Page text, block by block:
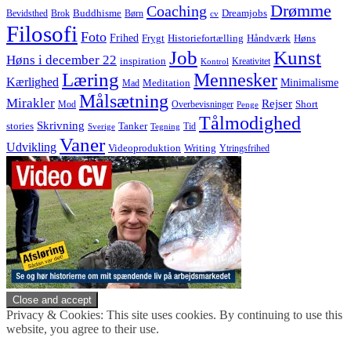
Bevidsthed Brok Buddhisme Børn Coaching cv Dreamjobs Drømme
Filosofi Foto Frihed Frygt Historiefortælling Håndværk Høns
Høns i december 22 inspiration Job Kontrol Kreativitet Kunst
Kærlighed Læring Mad Meditation Mennesker Minimalisme
Mirakler Mod Målsætning Overbevisninger Penge Rejser Short
stories Skrivning Sverige Tanker Tegning Tid Tålmodighed
Udvikling Vaner Videoproduktion Writing Ytringsfrihed
Privacy & Cookies: This site uses cookies. By continuing to use this
website, you agree to their use.